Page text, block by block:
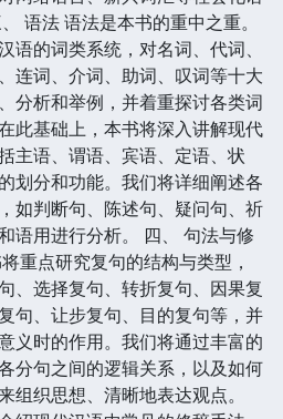
语法 语法是本书的重中之重。
语的词类系统，对名词、代词、
连词、介词、助词、叹词等十大
分析和举例，并着重探讨各类词
此基础上，本书将深入讲解现代
主语、谓语、宾语、定语、状
划分和功能。我们将详细阐述各
如判断句、陈述句、疑问句、祈
语用进行分析。 四、 句法与修
重点研究复句的结构与类型，
、选择复句、转折复句、因果复
句、让步复句、目的复句等，并
义时的作用。我们将通过丰富的
分句之间的逻辑关系，以及如何
组织思想、清晰地表达观点。